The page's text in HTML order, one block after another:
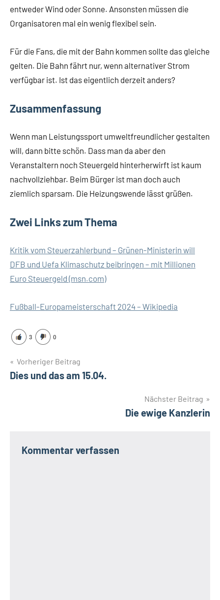
entweder Wind oder Sonne. Ansonsten müssen die
Organisatoren mal ein wenig flexibel sein.
Für die Fans, die mit der Bahn kommen sollte das gleiche
gelten. Die Bahn fährt nur, wenn alternativer Strom
verfügbar ist. Ist das eigentlich derzeit anders?
Zusammenfassung
Wenn man Leistungssport umweltfreundlicher gestalten
will, dann bitte schön. Dass man da aber den
Veranstaltern noch Steuergeld hinterherwirft ist kaum
nachvollziehbar. Beim Bürger ist man doch auch
ziemlich sparsam. Die Heizungswende lässt grüßen.
Zwei Links zum Thema
Kritik vom Steuerzahlerbund – Grünen-Ministerin will
DFB und Uefa Klimaschutz beibringen – mit Millionen
Euro Steuergeld (msn.com)
Fußball-Europameisterschaft 2024 – Wikipedia
3 0
Beitragsnavigation
Vorheriger Beitrag
Dies und das am 15.04.
Nächster Beitrag
Die ewige Kanzlerin
Kommentar verfassen